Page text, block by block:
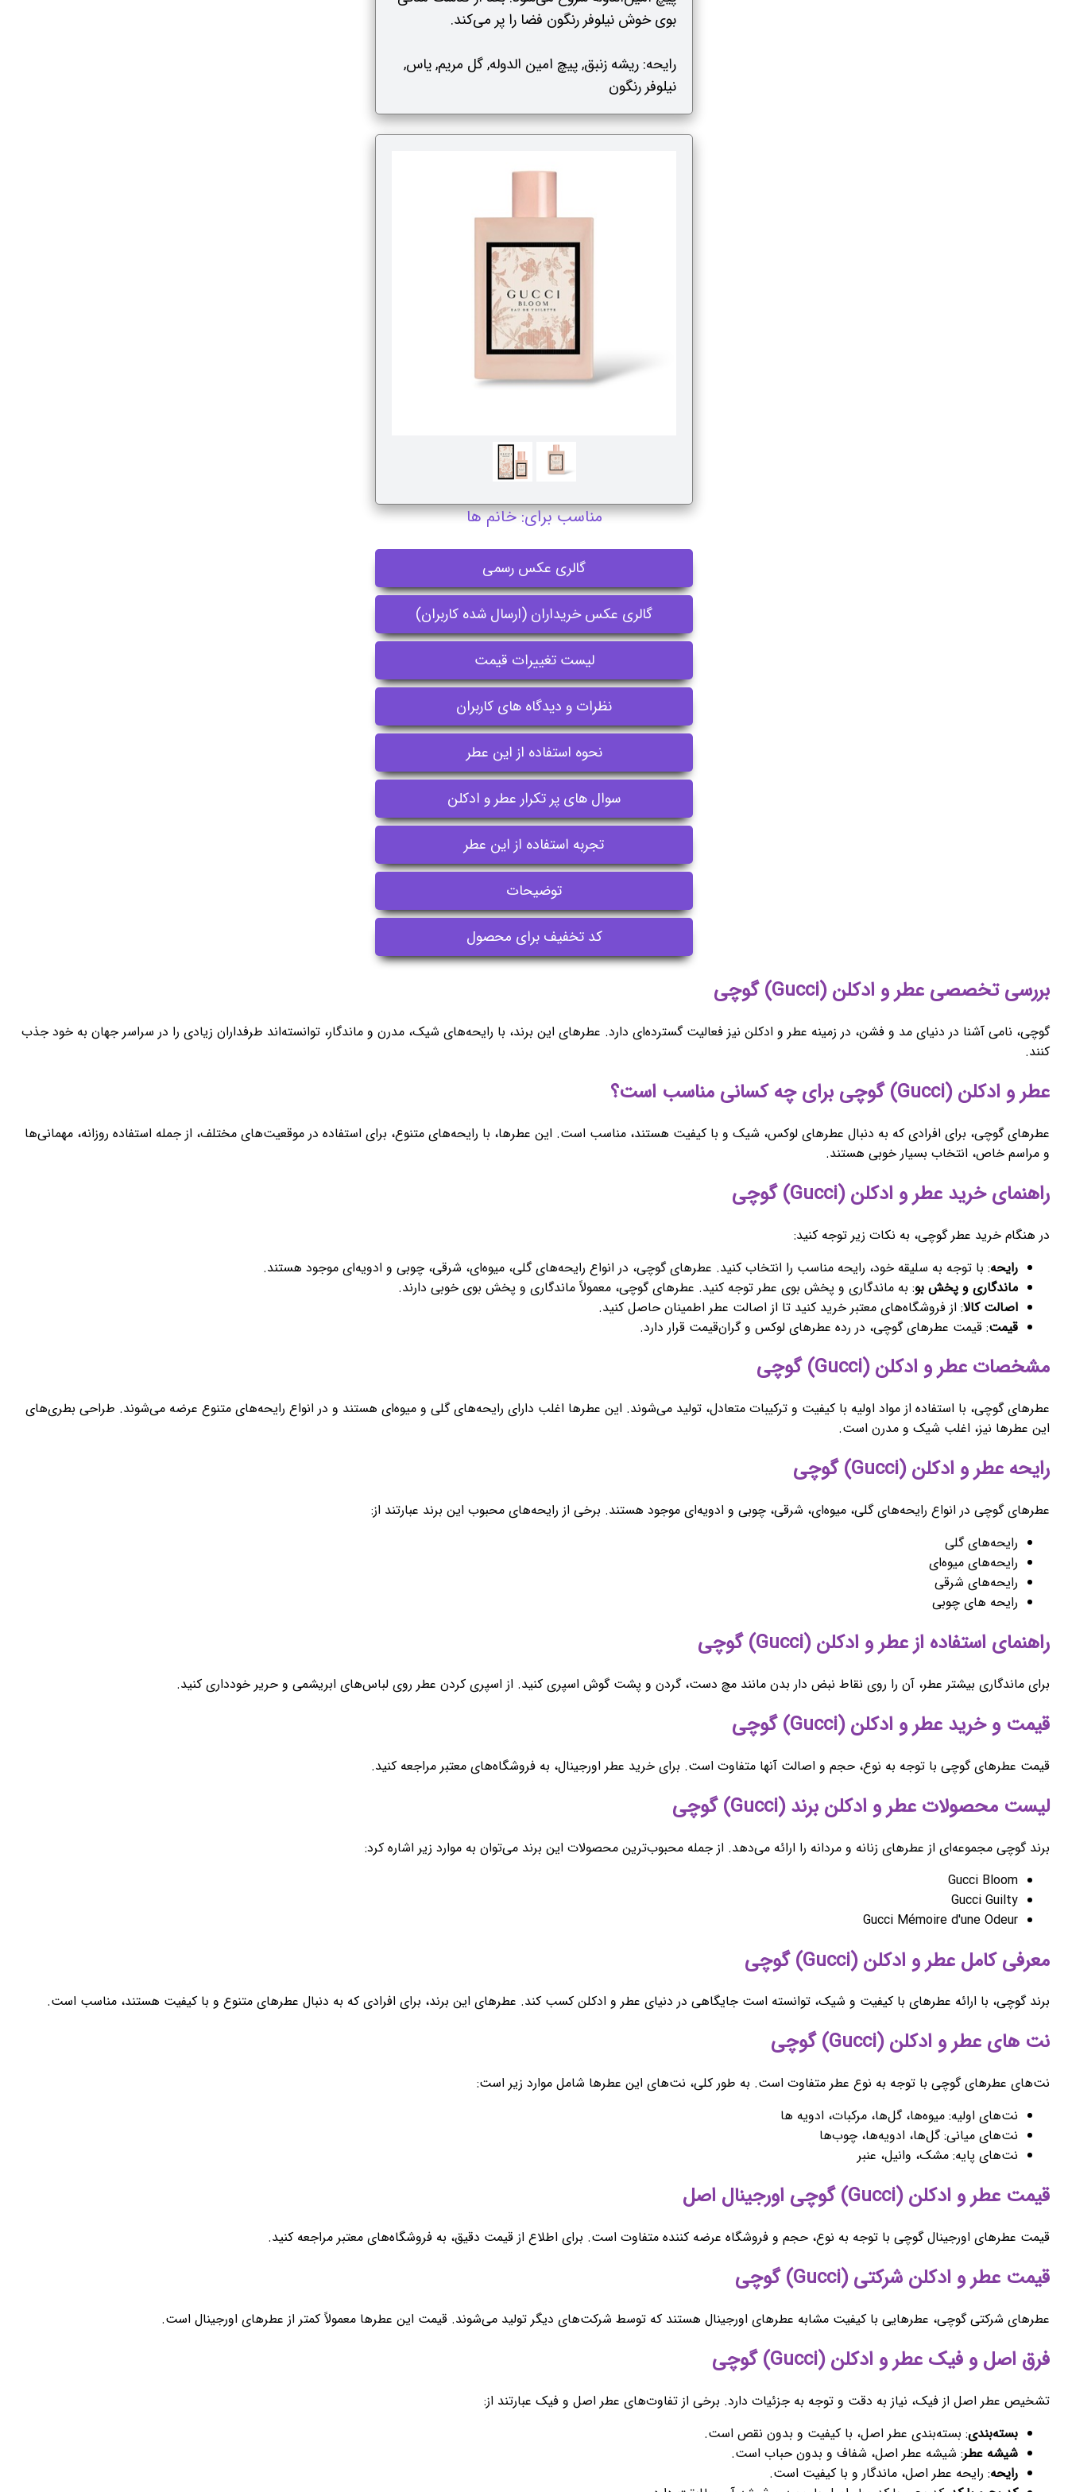
بوی خوش نیلوفر رنگون فضا را پر می‌کند.
رایحه: ریشه زنبق, پیچ امین الدوله, گل مریم, یاس,
نیلوفر رنگون
مناسب برای: خانم ها
گالری عکس رسمی
گالری عکس خریداران (ارسال شده کاربران)
لیست تغییرات قیمت
نظرات و دیدگاه های کاربران
نحوه استفاده از این عطر
سوال های پر تکرار عطر و ادکلن
تجربه استفاده از این عطر
توضیحات
کد تخفیف برای محصول
بررسی تخصصی عطر و ادکلن (Gucci) گوچی
گوچی، نامی آشنا در دنیای مد و فشن، در زمینه عطر و ادکلن نیز فعالیت گسترده‌ای دارد. عطرهای این برند، با رایحه‌های شیک، مدرن و ماندگار، توانسته‌اند طرفداران زیادی را در سراسر جهان به خود جذب
کنند.
عطر و ادکلن (Gucci) گوچی برای چه کسانی مناسب است؟
عطرهای گوچی، برای افرادی که به دنبال عطرهای لوکس، شیک و با کیفیت هستند، مناسب است. این عطرها، با رایحه‌های متنوع، برای استفاده در موقعیت‌های مختلف، از جمله استفاده روزانه، مهمانی‌ها
و مراسم خاص، انتخاب بسیار خوبی هستند.
راهنمای خرید عطر و ادکلن (Gucci) گوچی
در هنگام خرید عطر گوچی، به نکات زیر توجه کنید:
رایحه: با توجه به سلیقه خود، رایحه مناسب را انتخاب کنید. عطرهای گوچی، در انواع رایحه‌های گلی، میوه‌ای، شرقی، چوبی و ادویه‌ای موجود هستند.
ماندگاری و پخش بو: به ماندگاری و پخش بوی عطر توجه کنید. عطرهای گوچی، معمولاً ماندگاری و پخش بوی خوبی دارند.
اصالت کالا: از فروشگاه‌های معتبر خرید کنید تا از اصالت عطر اطمینان حاصل کنید.
قیمت: قیمت عطرهای گوچی، در رده عطرهای لوکس و گران‌قیمت قرار دارد.
مشخصات عطر و ادکلن (Gucci) گوچی
عطرهای گوچی، با استفاده از مواد اولیه با کیفیت و ترکیبات متعادل، تولید می‌شوند. این عطرها اغلب دارای رایحه‌های گلی و میوه‌ای هستند و در انواع رایحه‌های متنوع عرضه می‌شوند. طراحی بطری‌های
این عطرها نیز، اغلب شیک و مدرن است.
رایحه عطر و ادکلن (Gucci) گوچی
عطرهای گوچی در انواع رایحه‌های گلی، میوه‌ای، شرقی، چوبی و ادویه‌ای موجود هستند. برخی از رایحه‌های محبوب این برند عبارتند از:
رایحه‌های گلی
رایحه‌های میوه‌ای
رایحه‌های شرقی
رایحه های چوبی
راهنمای استفاده از عطر و ادکلن (Gucci) گوچی
برای ماندگاری بیشتر عطر، آن را روی نقاط نبض دار بدن مانند مچ دست، گردن و پشت گوش اسپری کنید. از اسپری کردن عطر روی لباس‌های ابریشمی و حریر خودداری کنید.
قیمت و خرید عطر و ادکلن (Gucci) گوچی
قیمت عطرهای گوچی با توجه به نوع، حجم و اصالت آنها متفاوت است. برای خرید عطر اورجینال، به فروشگاه‌های معتبر مراجعه کنید.
لیست محصولات عطر و ادکلن برند (Gucci) گوچی
برند گوچی مجموعه‌ای از عطرهای زنانه و مردانه را ارائه می‌دهد. از جمله محبوب‌ترین محصولات این برند می‌توان به موارد زیر اشاره کرد:
Gucci Bloom
Gucci Guilty
Gucci Mémoire d'une Odeur
معرفی کامل عطر و ادکلن (Gucci) گوچی
برند گوچی، با ارائه عطرهای با کیفیت و شیک، توانسته است جایگاهی در دنیای عطر و ادکلن کسب کند. عطرهای این برند، برای افرادی که به دنبال عطرهای متنوع و با کیفیت هستند، مناسب است.
نت های عطر و ادکلن (Gucci) گوچی
نت‌های عطرهای گوچی با توجه به نوع عطر متفاوت است. به طور کلی، نت‌های این عطرها شامل موارد زیر است:
نت‌های اولیه: میوه‌ها، گل‌ها، مرکبات، ادویه ها
نت‌های میانی: گل‌ها، ادویه‌ها، چوب‌ها
نت‌های پایه: مشک، وانیل، عنبر
قیمت عطر و ادکلن (Gucci) گوچی اورجینال اصل
قیمت عطرهای اورجینال گوچی با توجه به نوع، حجم و فروشگاه عرضه کننده متفاوت است. برای اطلاع از قیمت دقیق، به فروشگاه‌های معتبر مراجعه کنید.
قیمت عطر و ادکلن شرکتی (Gucci) گوچی
عطرهای شرکتی گوچی، عطرهایی با کیفیت مشابه عطرهای اورجینال هستند که توسط شرکت‌های دیگر تولید می‌شوند. قیمت این عطرها معمولاً کمتر از عطرهای اورجینال است.
فرق اصل و فیک عطر و ادکلن (Gucci) گوچی
تشخیص عطر اصل از فیک، نیاز به دقت و توجه به جزئیات دارد. برخی از تفاوت‌های عطر اصل و فیک عبارتند از:
بسته‌بندی: بسته‌بندی عطر اصل، با کیفیت و بدون نقص است.
شیشه عطر: شیشه عطر اصل، شفاف و بدون حباب است.
رایحه: رایحه عطر اصل، ماندگار و با کیفیت است.